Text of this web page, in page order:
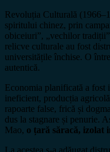
Revoluția Culturală
spiritului chinez, prin
obiceiuri”, „vechilor
relicve culturale au fost
universitățile închise. O
autentică.
Economia planificată a fost
ineficient, producția
rapoarte false, frică și
dus la stagnare și penurie.
Mao, o țară săracă, izolat
La acestea s-a adăugat